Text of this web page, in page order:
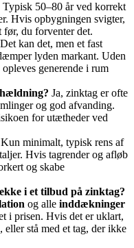
Typisk 50–80 år ved korrekt
Hvis opbygningen svigter,
før, du forventer det.
Det kan det, men et fast
lyden markant. Uden
generende i rum
Ja, zinktag er ofte
og god afvanding.
for utætheder ved
Kun minimalt, typisk rens af
Hvis tagrender og afløb
og skabe
i et tilbud på zinktag?
og alle inddækninger
i prisen. Hvis det er uklart,
eller stå med et tag, der ikke